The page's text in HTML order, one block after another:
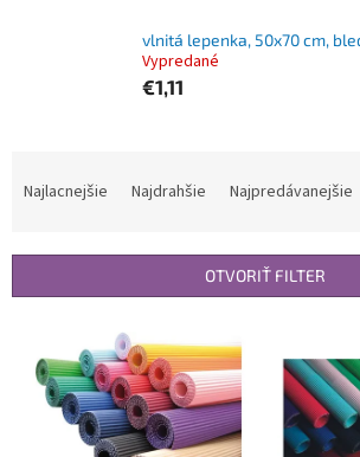
vlnitá lepenka, 50x70 cm,
Vypredané
€1,11
i
Najlacnejšie Najdrahšie Najpredávanejšie
OTVORIŤ FILTER